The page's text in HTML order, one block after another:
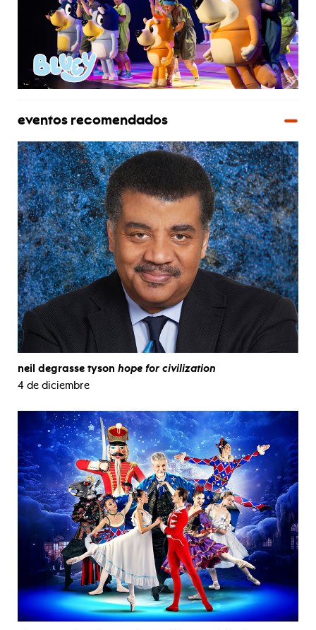
eventos recomendados
neil degrasse tyson hope for civilization
4 de diciembre